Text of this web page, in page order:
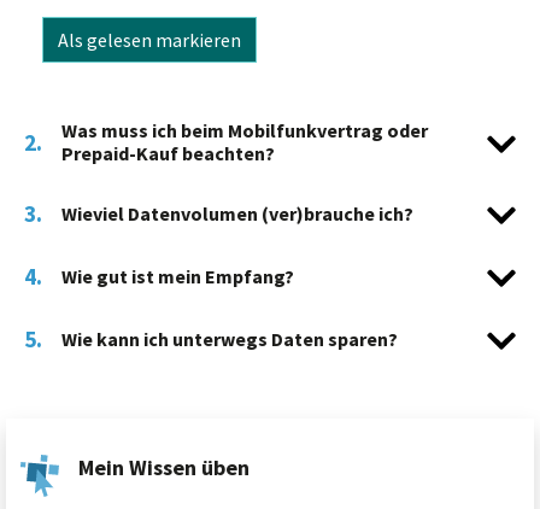
Als gelesen markieren
2.
Was muss ich beim Mobilfunkvertrag oder
Prepaid-Kauf beachten?
3. Wieviel Datenvolumen (ver)brauche ich?
4. Wie gut ist mein Empfang?
5. Wie kann ich unterwegs Daten sparen?
Mein Wissen üben